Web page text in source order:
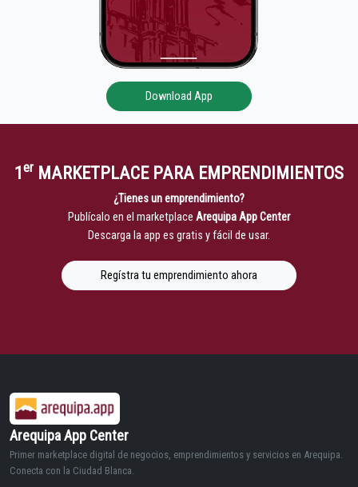
Download App
1er MARKETPLACE PARA EMPRENDIMIENTOS
¿Tienes un emprendimiento?
Publícalo en el marketplace Arequipa App Center
Descarga la app es gratis y fácil de usar.
Regístra tu emprendimiento ahora
Arequipa App Center
Primer marketplace digital de negocios, emprendimientos y servicios en Arequipa.
Conecta con la Ciudad Blanca.